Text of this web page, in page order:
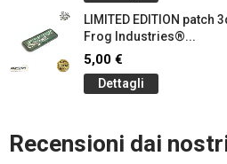
LIMITED EDITION patch
Frog Industries®...
5,00 €
Dettagli
Recensioni dai